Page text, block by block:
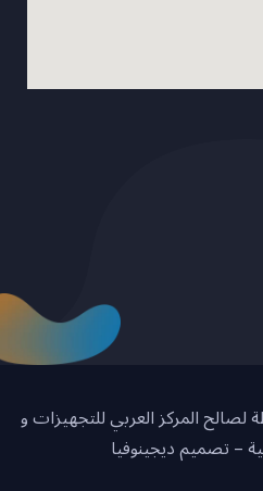
لصالح المركز العربي للتجهيزات و
– تصميم ديجينوفيا